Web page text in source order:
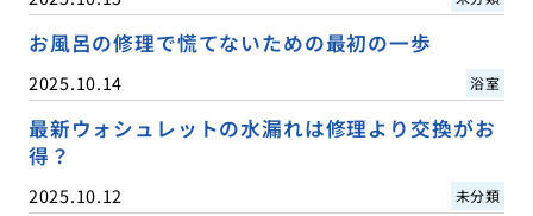
お風呂の修理で慌てないための最初の一歩
2025.10.14 浴室
最新ウォシュレットの水漏れは修理より交換がお
得？
2025.10.12 未分類